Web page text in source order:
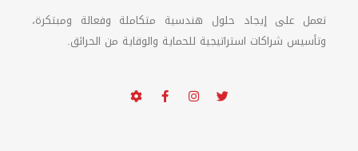
تعمل على إيجاد حلول هندسية متكاملة وفعالة ومبتكرة،
وتأسيس شراكات استراتيجية للحماية والوقاية من الحرائق.